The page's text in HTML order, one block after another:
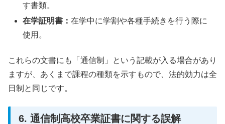
す書類。
在学証明書：在学中に学割や各種手続きを行う際に
使用。
これらの文書にも「通信制」という記載が入る場合があり
ますが、あくまで課程の種類を示すもので、法的効力は全
日制と同じです。
6. 通信制高校卒業証書に関する誤解